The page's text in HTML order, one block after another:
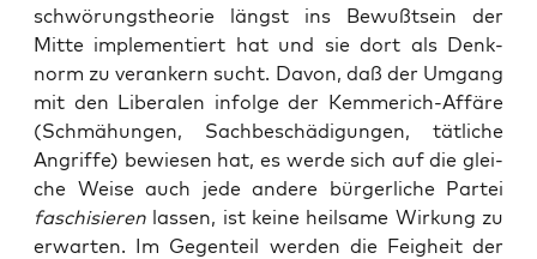
schwö­rungs­theo­rie längst ins Bewußt­sein der
Mit­te imple­men­tiert hat und sie dort als Denk­
norm zu ver­an­kern sucht. Davon, daß der Umgang
mit den Libe­ra­len infol­ge der Kem­me­rich-Affä­re
(Schmä­hun­gen, Sach­be­schä­di­gun­gen, tät­li­che
Angrif­fe) bewie­sen hat, es wer­de sich auf die glei­
che Wei­se auch jede ande­re bür­ger­li­che Par­tei
faschi­sie­ren las­sen, ist kei­ne heil­sa­me Wir­kung zu
erwar­ten. Im Gegen­teil wer­den die Feig­heit der